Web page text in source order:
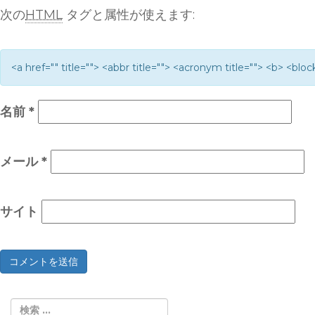
次のHTML タグと属性が使えます:
<a href="" title=""> <abbr title=""> <acronym title=""> <b>
名前 *
メール*
サイト